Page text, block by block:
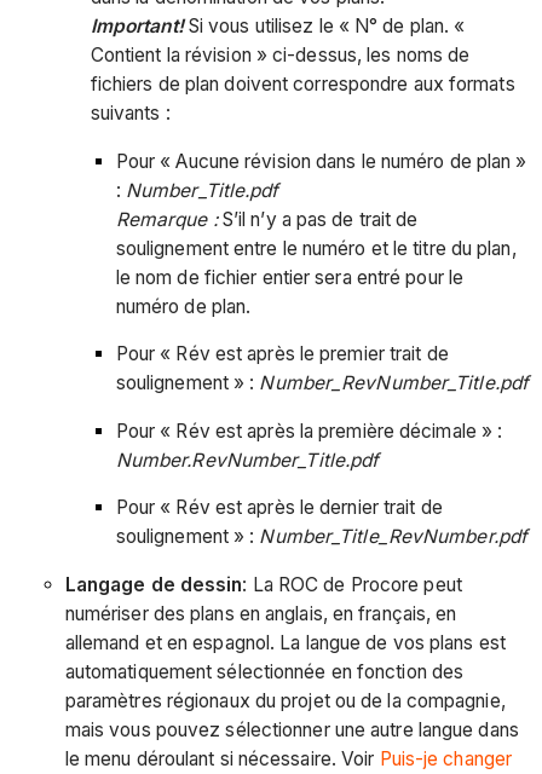
Important!Si vous utilisez le « N° de plan. «
Contient la révision » ci-dessus, les noms de
fichiers de plan doivent correspondre aux formats
suivants :
Pour « Aucune révision dans le numéro de plan »
: Number_Title.pdf
Remarque :S’il n’y a pas de trait de
soulignement entre le numéro et le titre du plan,
le nom de fichier entier sera entré pour le
numéro de plan.
Pour « Rév est après le premier trait de
soulignement » : Number_RevNumber_Title.pdf
Pour « Rév est après la première décimale » :
Number.RevNumber_Title.pdf
Pour « Rév est après le dernier trait de
soulignement » : Number_Title_RevNumber.pdf
Langage de dessin: La ROC de Procore peut
numériser des plans en anglais, en français, en
allemand et en espagnol. La langue de vos plans est
automatiquement sélectionnée en fonction des
paramètres régionaux du projet ou de la compagnie,
mais vous pouvez sélectionner une autre langue dans
le menu déroulant si nécessaire. Voir Puis-je changer